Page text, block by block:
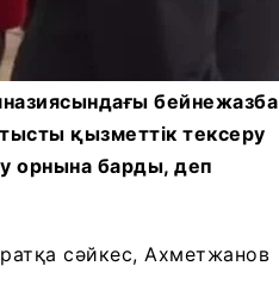
бейнежазба
қызметтік тексеру
орнына барды, деп
сәйкес, Ахметжанов